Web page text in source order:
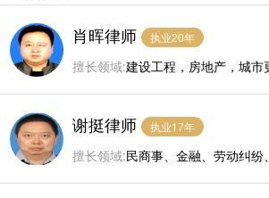
肖晖律师 执业20年
擅长领域:建设工程，房地产，城市
谢挺律师 执业17年
擅长领域:民商事、金融、劳动纠纷